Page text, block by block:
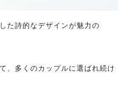
た詩的なデザインが魅力の
、多くのカップルに選ばれ続け